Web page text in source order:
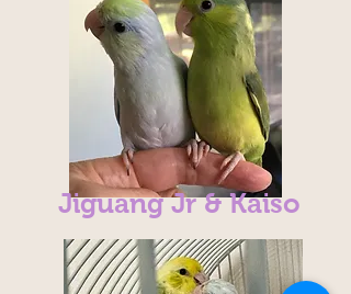
Jiguang Jr & Kaiso